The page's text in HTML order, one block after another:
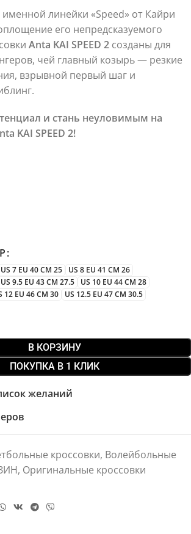
линейки «Speed» от Кайри
его непредсказуемого
Anta KAI SPEED 2 созданы для
чей главный козырь — резкие
взрывной первый шаг и
и стань неуловимым на
KAI SPEED 2!
US 7 EU 40 CM 25
US 8 EU 41 CM 26
US 9.5 EU 43 CM 27.5
US 10 EU 44 CM 28
12 EU 46 CM 30 US 12.5 EU 47 CM 30.5
В КОРЗИНУ
ПОКУПКА В 1 КЛИК
желаний
кроссовки, Волейбольные
, Оригинальные кроссовки